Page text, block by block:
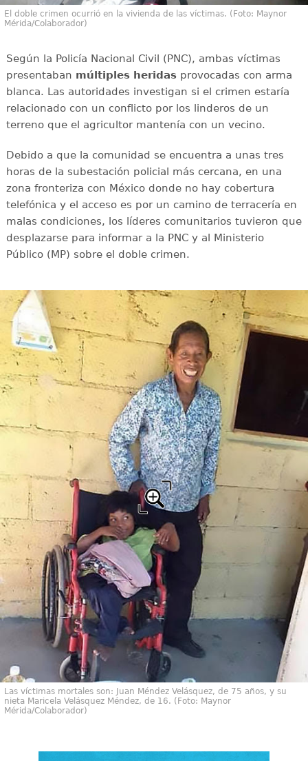
El doble crimen ocurrió en la vivienda de las víctimas. (Foto: Maynor
Mérida/Colaborador)
Según la Policía Nacional Civil (PNC), ambas víctimas
presentaban múltiples heridasprovocadas con arma
blanca. Las autoridades investigan si el crimen estaría
relacionado con un conflicto por los linderos de un
terreno que el agricultor mantenía con un vecino.
Debido a que la comunidad se encuentra a unas tres
horas de la subestación policial más cercana, en una
zona fronteriza con México donde no hay cobertura
telefónica y el acceso es por un camino de terracería en
malas condiciones, los líderes comunitarios tuvieron que
desplazarse para informar a la PNC y al Ministerio
Público (MP) sobre el doble crimen.
Las víctimas mortales son: Juan Méndez Velásquez, de 75 años, y su
nieta Maricela Velásquez Méndez, de 16. (Foto: Maynor
Mérida/Colaborador)